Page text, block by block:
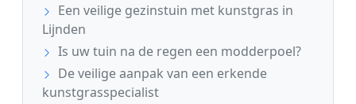
Een veilige gezinstuin met kunstgras in
Lijnden
Is uw tuin na de regen een modderpoel?
De veilige aanpak van een erkende
kunstgrasspecialist